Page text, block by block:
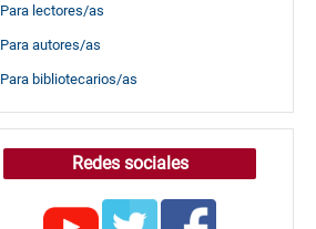
Para lectores/as
Para autores/as
Para bibliotecarios/as
Redes sociales